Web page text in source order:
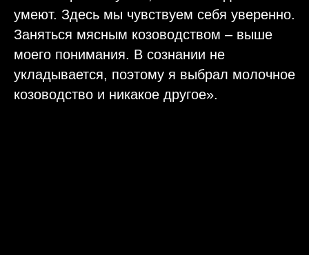
умеют. Здесь мы чувствуем себя уверенно.
Заняться мясным козоводством – выше
моего понимания. В сознании не
укладывается, поэтому я выбрал молочное
козоводство и никакое другое».